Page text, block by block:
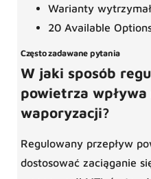
Warianty
20 Available
Często zadawane pytania
W jaki sposób
powietrza
waporyzacji?
Regulowany przepływ
dostosować zaciąganie